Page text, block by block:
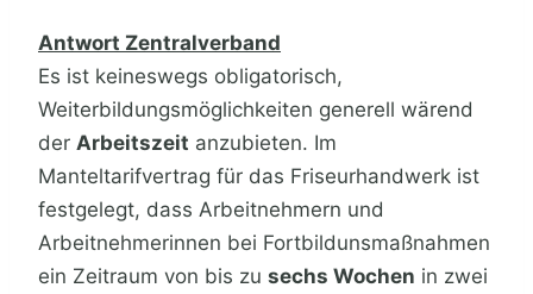
Antwort Zentralverband
Es ist keineswegs obligatorisch,
Weiterbildungsmöglichkeiten generell wärend
der Arbeitszeit anzubieten. Im
Manteltarifvertrag für das Friseurhandwerk ist
festgelegt, dass Arbeitnehmern und
Arbeitnehmerinnen bei Fortbildunsmaßnahmen
ein Zeitraum von bis zu sechs Wochen in zwei